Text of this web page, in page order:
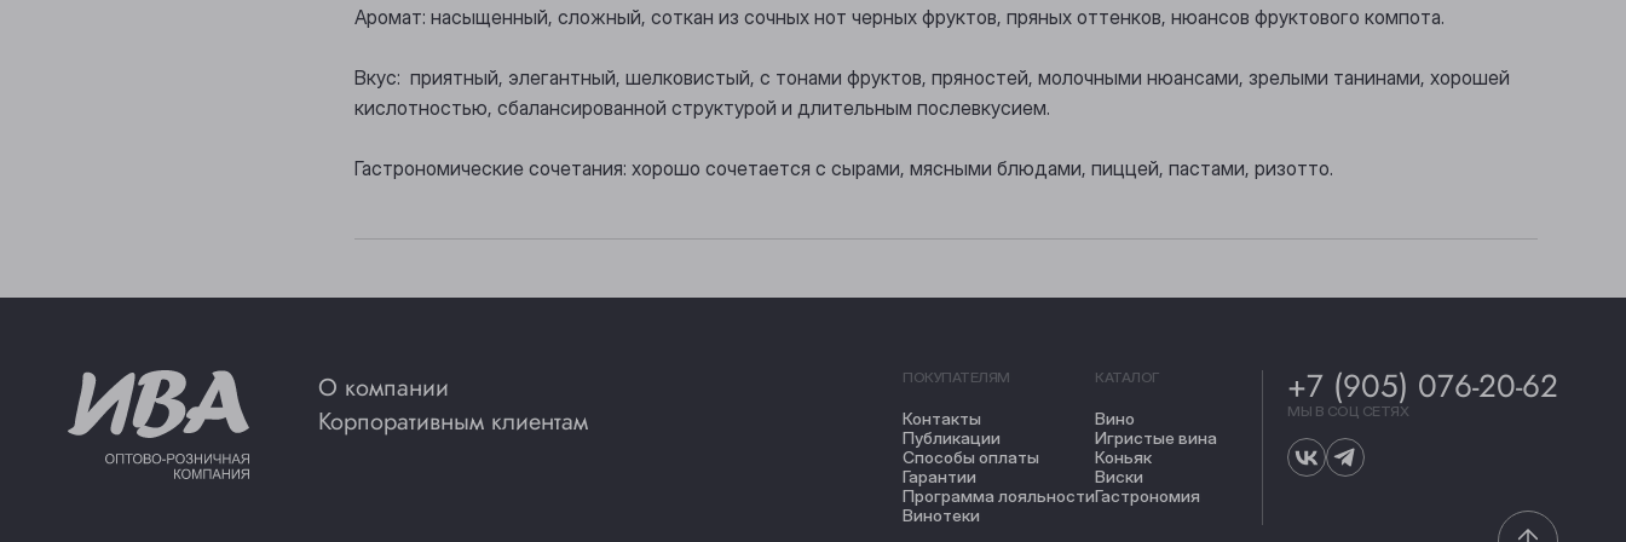
Аромат: насыщенный, сложный, соткан из сочных нот черных фруктов, пряных оттенков, нюансов фруктового компота.
Вкус: приятный, элегантный, шелковистый, с тонами фруктов, пряностей, молочными нюансами, зрелыми танинами, хорошей
кислотностью, сбалансированной структурой и длительным послевкусием.
Гастрономические сочетания: хорошо сочетается с сырами, мясными блюдами, пиццей, пастами, ризотто.
О компании
Корпоративным клиентам
ПОКУПАТЕЛЯМ
Контакты
Публикации
Способы оплаты
Гарантии
Программа лояльности
Винотеки
КАТАЛОГ
Вино
Игристые вина
Коньяк
Виски
Гастрономия
+7 (905) 076-20-62
МЫ В СОЦ СЕТЯХ